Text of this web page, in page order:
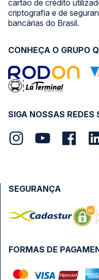
cartão de crédito
criptografia e de
bancárias do Brasil.
SIGA NOSSAS REDES
CONHEÇA O GRUPO
FORMAS DE
SEGURANÇA